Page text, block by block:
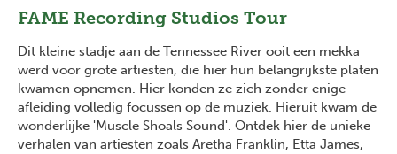
FAME Recording Studios Tour
Dit kleine stadje aan de Tennessee River ooit een mekka
werd voor grote artiesten, die hier hun belangrijkste platen
kwamen opnemen. Hier konden ze zich zonder enige
afleiding volledig focussen op de muziek. Hieruit kwam de
wonderlijke 'Muscle Shoals Sound'. Ontdek hier de unieke
verhalen van artiesten zoals Aretha Franklin, Etta James,